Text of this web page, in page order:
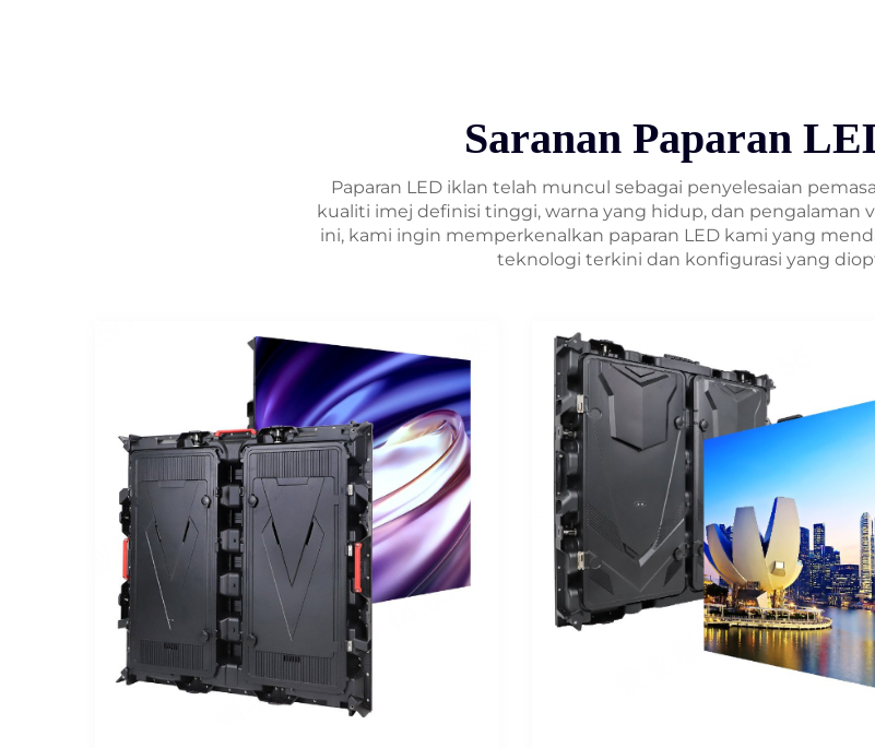
Saranan Paparan
Paparan LED iklan telah muncul sebagai penyelesaian
kualiti imej definisi tinggi, warna yang hidup, dan pengalaman
ini, kami ingin memperkenalkan paparan LED kami yang
teknologi terkini dan konfigurasi yang